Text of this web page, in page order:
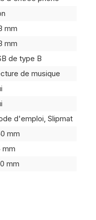
mm
mm
de type B
de musique
d'emploi, Slipmat
mm
mm
mm